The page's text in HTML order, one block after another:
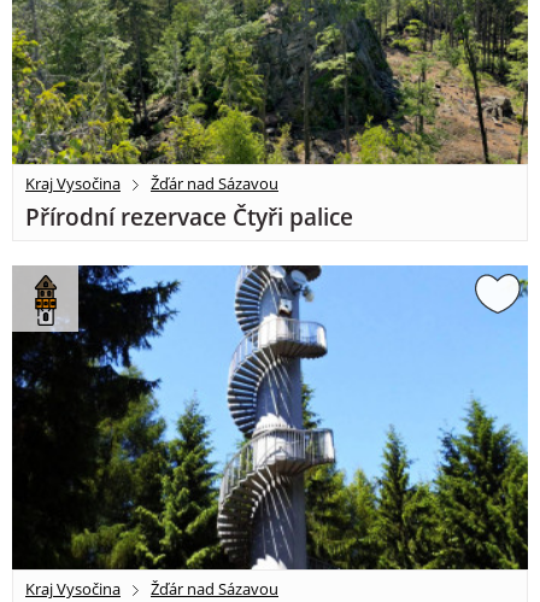
Kraj Vysočina Žďár nad Sázavou
Přírodní rezervace Čtyři palice
Kraj Vysočina Žďár nad Sázavou